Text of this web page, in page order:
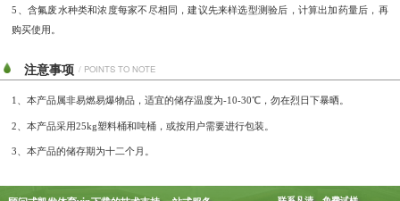
5
、含氟废水种类和浓度每家不尽相同，建议先来样选型测验后，计算出加药量后，再
购买使用。
注意事项 / POINTS TO NOTE
1、本产品属非易燃易爆物品，适宜的储存温度为-10-30℃，勿在烈日下暴晒。
2 、本产品采用25kg塑料桶和吨桶，或按用户需要进行包装。
3 、本产品的储存期为十二个月。